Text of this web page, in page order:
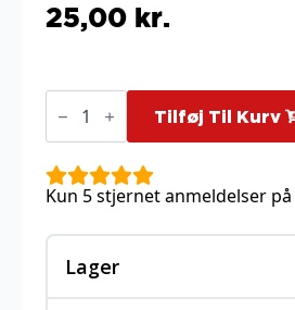
25,00 kr.
Gouging
Fire
038/191
-
Non
Holo
Tilføj Til Kurv
Kun 5 stjernet anmeldelser
Lager